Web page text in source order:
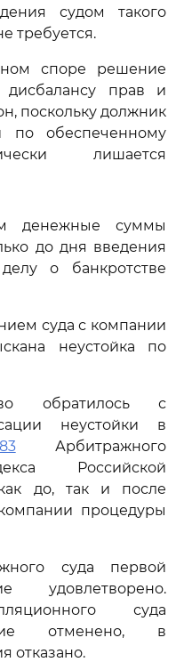
судом такого
требуется.
споре решение
дисбалансу прав и
поскольку должник
по обеспеченному
лишается
денежные суммы
до дня введения
о банкротстве
суда с компании
неустойка по
обратилось с
неустойки в
Арбитражного
Российской
до, так и после
процедуры
суда первой
удовлетворено.
суда
отменено, в
отказано.